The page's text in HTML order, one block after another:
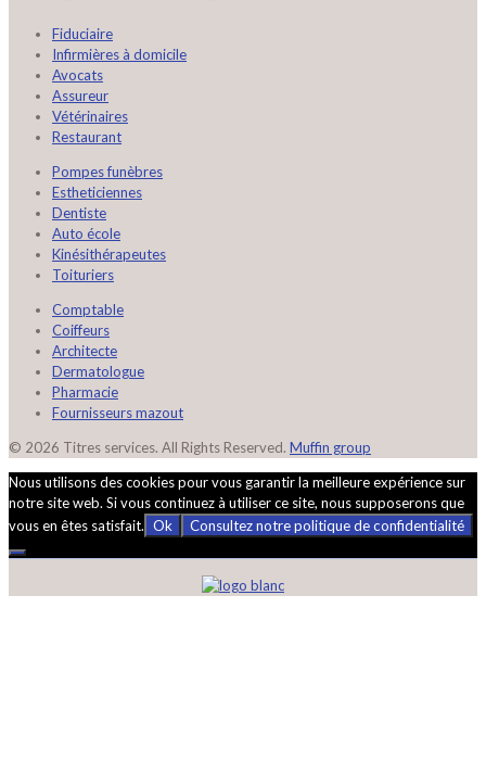
Fiduciaire
Infirmières à domicile
Avocats
Assureur
Vétérinaires
Restaurant
Pompes funèbres
Estheticiennes
Dentiste
Auto école
Kinésithérapeutes
Toituriers
Comptable
Coiffeurs
Architecte
Dermatologue
Pharmacie
Fournisseurs mazout
© 2026 Titres services. All Rights Reserved. Muffin group
Nous utilisons des cookies pour vous garantir la meilleure expérience sur
notre site web. Si vous continuez à utiliser ce site, nous supposerons que
vous en êtes satisfait. Ok Consultez notre politique de confidentialité